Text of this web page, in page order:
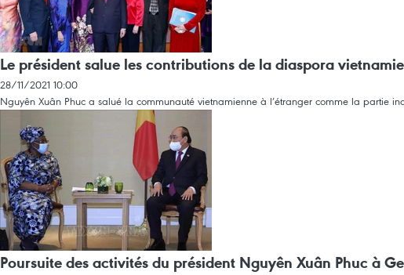
Le président salue les contributions de la diaspora
28/11/2021 10:00
Nguyên Xuân Phuc a salué la communauté vietnamienne à l’étranger comme la partie
​Poursuite des activités du président Nguyên Xuân Phuc à